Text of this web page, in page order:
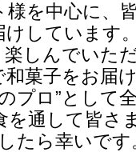
を中心に、
しています
しんでいた
和菓子をお届
プロ”として
を通して皆さ
たら幸いです